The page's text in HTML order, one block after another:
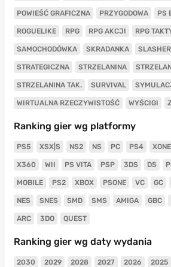
POWIEŚĆ GRAFICZNA PRZYGODOWA PS
ROGUELIKE RPG RPG AKCJI RPG
SAMOCHODÓWKA SKRADANKA SLASHER
STRATEGICZNA STRZELANINA
STRZELANINA TAK. SURVIVAL
WIRTUALNA RZECZYWISTOŚĆ WYŚCIGI
Ranking gier wg platformy
PS5 XSX|S NS2 NS PC PS4 XONE
X360 WII PS VITA PSP 3DS DS
MOBILE PS2 XBOX PSONE VC GC
NES SNES SMD SMS AMIGA GBC
ARC 3DO QUEST
Ranking gier wg daty wydania
2030 2029 2028 2027 2026 2025